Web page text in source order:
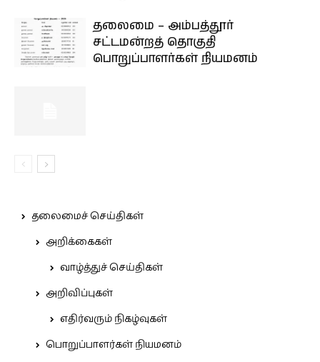
தலைமை – அம்பத்தூர்
சட்டமன்றத் தொகுதி
பொறுப்பாளர்கள் நியமனம்
தலைமைச் செய்திகள்
அறிக்கைகள்
வாழ்த்துச் செய்திகள்
அறிவிப்புகள்
எதிர்வரும் நிகழ்வுகள்
பொறுப்பாளர்கள் நியமனம்